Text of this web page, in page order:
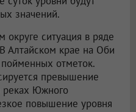
значений.
ситуация в ряде
Алтайском крае на Оби
отметок.
превышение
реках Южного
повышение уровня